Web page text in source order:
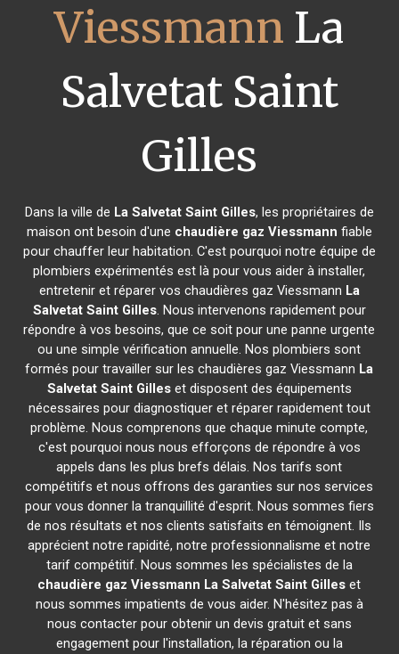
Viessmann La
Salvetat Saint
Gilles
Dans la ville de La Salvetat Saint Gilles, les propriétaires de
maison ont besoin d'une chaudière gaz Viessmann fiable
pour chauffer leur habitation. C'est pourquoi notre équipe de
plombiers expérimentés est là pour vous aider à installer,
entretenir et réparer vos chaudières gaz Viessmann La
Salvetat Saint Gilles. Nous intervenons rapidement pour
répondre à vos besoins, que ce soit pour une panne urgente
ou une simple vérification annuelle. Nos plombiers sont
formés pour travailler sur les chaudières gaz Viessmann La
Salvetat Saint Gilleset disposent des équipements
nécessaires pour diagnostiquer et réparer rapidement tout
problème. Nous comprenons que chaque minute compte,
c'est pourquoi nous nous efforçons de répondre à vos
appels dans les plus brefs délais. Nos tarifs sont
compétitifs et nous offrons des garanties sur nos services
pour vous donner la tranquillité d'esprit. Nous sommes fiers
de nos résultats et nos clients satisfaits en témoignent. Ils
apprécient notre rapidité, notre professionnalisme et notre
tarif compétitif. Nous sommes les spécialistes de la
chaudière gaz Viessmann La Salvetat Saint Gilles et
nous sommes impatients de vous aider. N'hésitez pas à
nous contacter pour obtenir un devis gratuit et sans
engagement pour l'installation, la réparation ou la